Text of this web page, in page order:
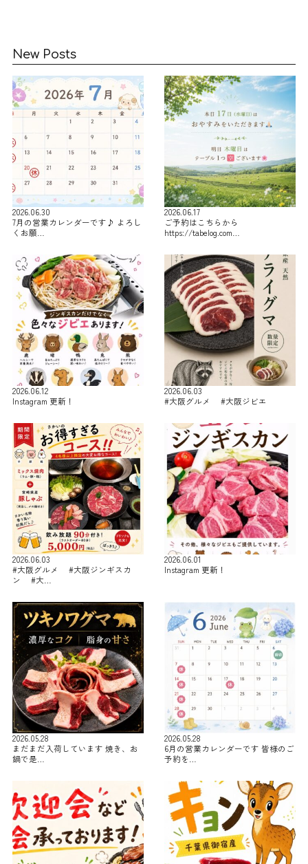
New Posts
2026.06.30
7月の営業カレンダーです♪ よろし
くお願…
2026.06.17
ご予約はこちらから
https://tabelog.com…
2026.06.12
Instagram 更新！
2026.06.03
#大阪グルメ #大阪ジビエ
2026.06.03
#大阪グルメ #大阪ジンギスカ
ン #大…
2026.06.01
Instagram 更新！
2026.05.28
まだまだ入荷しています 焼き、お
鍋で是…
2026.05.28
6月の営業カレンダーです 皆様のご
予約を…